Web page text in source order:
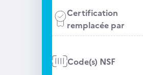
Certification
remplacée par
Code(s) NSF